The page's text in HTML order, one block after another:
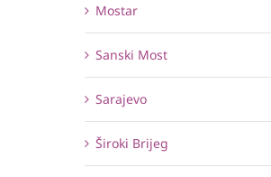
Mostar
Sanski Most
Sarajevo
Široki Brijeg